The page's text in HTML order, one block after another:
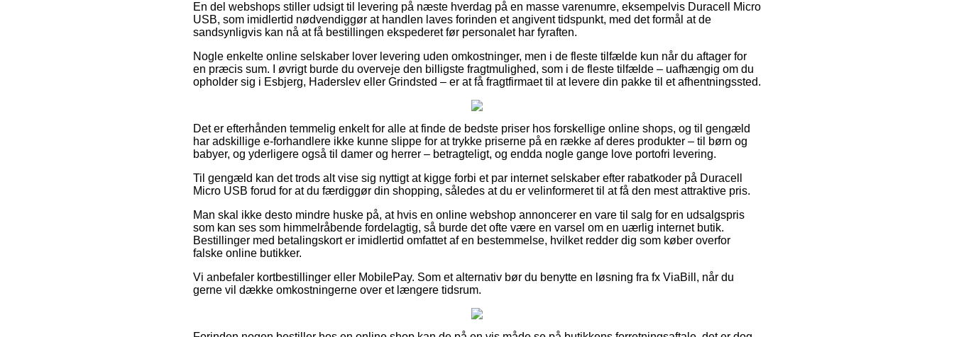
En del webshops stiller udsigt til levering på næste hverdag på en masse varenumre, eksempelvis Duracell Micro
USB, som imidlertid nødvendiggør at handlen laves forinden et angivent tidspunkt, med det formål at de
sandsynligvis kan nå at få bestillingen ekspederet før personalet har fyraften.
Nogle enkelte online selskaber lover levering uden omkostninger, men i de fleste tilfælde kun når du aftager for
en præcis sum. I øvrigt burde du overveje den billigste fragtmulighed, som i de fleste tilfælde – uafhængig om du
opholder sig i Esbjerg, Haderslev eller Grindsted – er at få fragtfirmaet til at levere din pakke til et afhentningssted.
Det er efterhånden temmelig enkelt for alle at finde de bedste priser hos forskellige online shops, og til gengæld
har adskillige e-forhandlere ikke kunne slippe for at trykke priserne på en række af deres produkter – til børn og
babyer, og yderligere også til damer og herrer – betragteligt, og endda nogle gange love portofri levering.
Til gengæld kan det trods alt vise sig nyttigt at kigge forbi et par internet selskaber efter rabatkoder på Duracell
Micro USB forud for at du færdiggør din shopping, således at du er velinformeret til at få den mest attraktive pris.
Man skal ikke desto mindre huske på, at hvis en online webshop annoncerer en vare til salg for en udsalgspris
som kan ses som himmelråbende fordelagtig, så burde det ofte være en varsel om en uærlig internet butik.
Bestillinger med betalingskort er imidlertid omfattet af en bestemmelse, hvilket redder dig som køber overfor
falske online butikker.
Vi anbefaler kortbestillinger eller MobilePay. Som et alternativ bør du benytte en løsning fra fx ViaBill, når du
gerne vil dække omkostningerne over et længere tidsrum.